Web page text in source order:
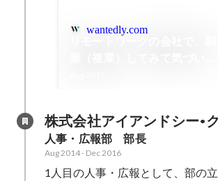
wantedly.com
株式会社アイアンドシー•
人事・広報部　部長
Aug 2014- Dec 2016
1人目の人事・広報として、部の